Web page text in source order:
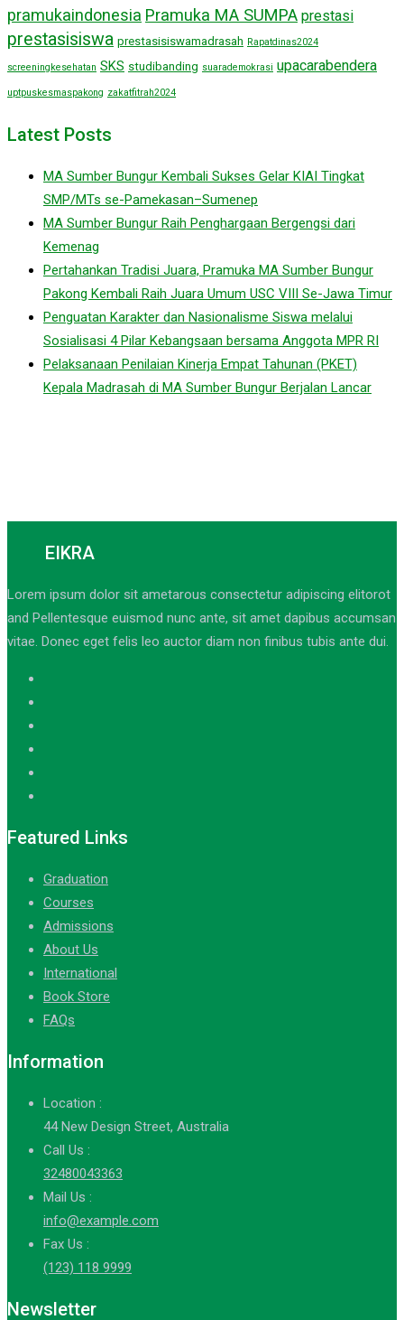
pramukaindonesia Pramuka MA SUMPA prestasi
prestasisiswa prestasisiswamadrasah Rapatdinas2024
screeningkesehatan SKS studibanding suarademokrasi upacarabendera
uptpuskesmaspakong zakatfitrah2024
Latest Posts
MA Sumber Bungur Kembali Sukses Gelar KIAI Tingkat
SMP/MTs se-Pamekasan–Sumenep
MA Sumber Bungur Raih Penghargaan Bergengsi dari
Kemenag
Pertahankan Tradisi Juara, Pramuka MA Sumber Bungur
Pakong Kembali Raih Juara Umum USC VIII Se-Jawa Timur
Penguatan Karakter dan Nasionalisme Siswa melalui
Sosialisasi 4 Pilar Kebangsaan bersama Anggota MPR RI
Pelaksanaan Penilaian Kinerja Empat Tahunan (PKET)
Kepala Madrasah di MA Sumber Bungur Berjalan Lancar
EIKRA
Lorem ipsum dolor sit ametarous consectetur adipiscing elitorot
and Pellentesque euismod nunc ante, sit amet dapibus accumsan
vitae. Donec eget felis leo auctor diam non finibus tubis ante dui.
Featured Links
Graduation
Courses
Admissions
About Us
International
Book Store
FAQs
Information
Location :
44 New Design Street, Australia
Call Us :
32480043363
Mail Us :
info@example.com
Fax Us :
(123) 118 9999
Newsletter